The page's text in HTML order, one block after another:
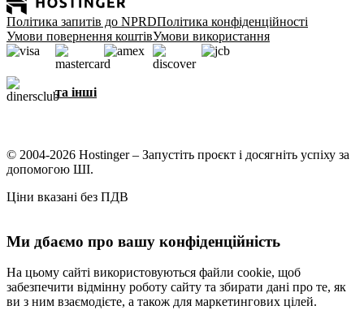
Політика запитів до NPRDПолітика конфіденційності
Умови повернення коштівУмови використання
та інші
© 2004-2026 Hostinger – Запустіть проєкт і досягніть успіху за
допомогою ШІ.
Ціни вказані без ПДВ
Ми дбаємо про вашу конфіденційність
На цьому сайті використовуються файли cookie, щоб
забезпечити відмінну роботу сайту та збирати дані про те, як
ви з ним взаємодієте, а також для маркетингових цілей.